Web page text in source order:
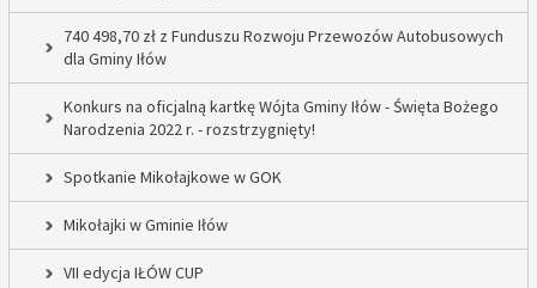
740 498,70 zł z Funduszu Rozwoju Przewozów Autobusowych
dla Gminy Iłów
Konkurs na oficjalną kartkę Wójta Gminy Iłów - Święta Bożego
Narodzenia 2022 r. - rozstrzygnięty!
Spotkanie Mikołajkowe w GOK
Mikołajki w Gminie Iłów
VII edycja IŁÓW CUP